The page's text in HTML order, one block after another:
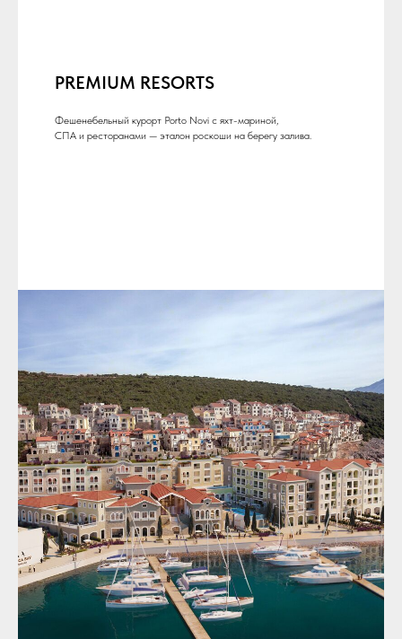
PREMIUM RESORTS
Фешенебельный курорт Porto Novi с яхт-мариной,
СПА и ресторанами — эталон роскоши на берегу залива.